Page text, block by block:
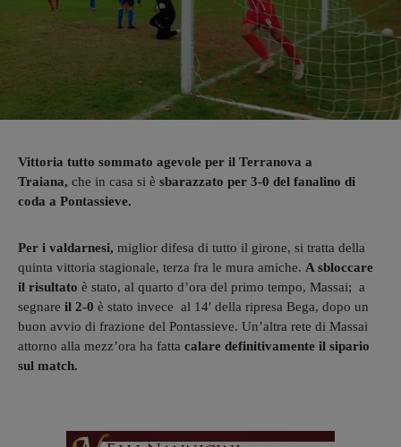
Vittoria tutto sommato agevole per il Terranova a
Traiana, che in casa si è sbarazzato per 3-0 del fanalino di
coda a Pontassieve.
Per i valdarnesi, miglior difesa di tutto il girone, si tratta della
quinta vittoria stagionale, terza fra le mura amiche. A sbloccare
il risultato è stato, al quarto d’ora del primo tempo, Massai; a
segnare il 2-0 è stato invece al 14′ della ripresa Bega, dopo un
buon avvio di frazione del Pontassieve. Un’altra rete di Massai
attorno alla mezz’ora ha fatta calare definitivamente il sipario
sul match.